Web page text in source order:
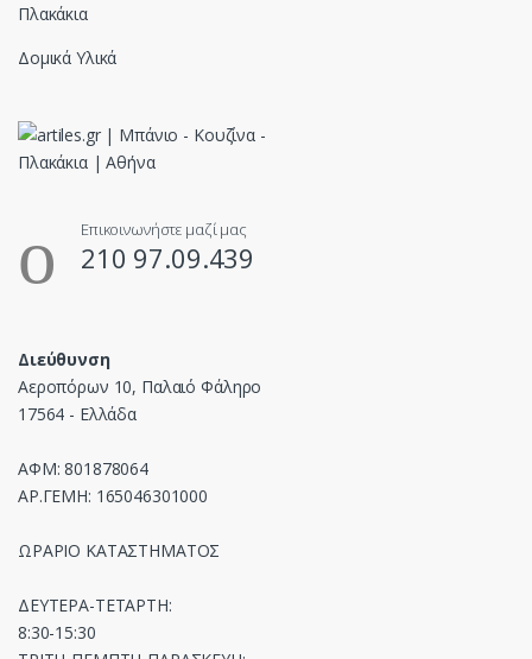
Πλακάκια
Δομικά Υλικά
Επικοινωνήστε μαζί μας
210 97.09.439
Διεύθυνση
Αεροπόρων 10, Παλαιό Φάληρο
17564 - Ελλάδα
ΑΦΜ: 801878064
ΑΡ.ΓΕΜΗ: 165046301000
ΩΡΑΡΙΟ ΚΑΤΑΣΤΗΜΑΤΟΣ
ΔΕΥΤΕΡΑ-ΤΕΤΑΡΤΗ:
8:30-15:30